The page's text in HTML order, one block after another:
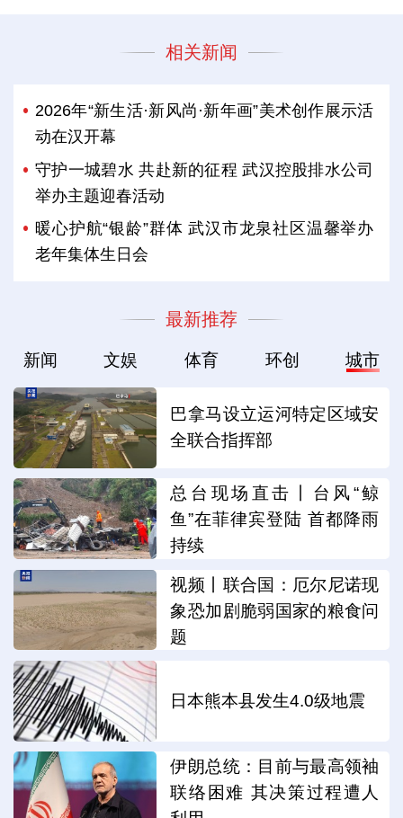
相关新闻
2026年“新生活·新风尚·新年画”美术创作展示活
动在汉开幕
守护一城碧水 共赴新的征程 武汉控股排水公司
举办主题迎春活动
暖心护航“银龄”群体 武汉市龙泉社区温馨举办
老年集体生日会
最新推荐
新闻 文娱 体育 环创 城市
巴拿马设立运河特定区域安
全联合指挥部
总台现场直击丨台风“鲸
鱼”在菲律宾登陆 首都降雨
持续
视频丨联合国：厄尔尼诺现
象恐加剧脆弱国家的粮食问
题
日本熊本县发生4.0级地震
伊朗总统：目前与最高领袖
联络困难 其决策过程遭人